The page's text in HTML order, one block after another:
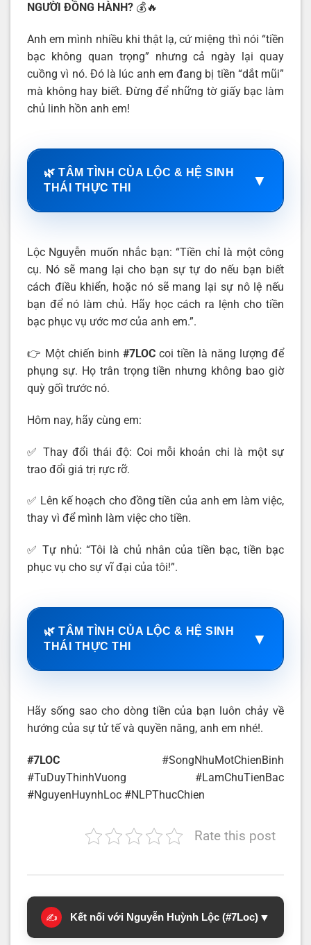
NGƯỜI ĐỒNG HÀNH? 💰🔥
Anh em mình nhiều khi thật lạ, cứ miệng thì nói “tiền
bạc không quan trọng” nhưng cả ngày lại quay
cuồng vì nó. Đó là lúc anh em đang bị tiền “dắt mũi”
mà không hay biết. Đừng để những tờ giấy bạc làm
chủ linh hồn anh em!
🌿 TÂM TÌNH CỦA LỘC & HỆ SINH
THÁI THỰC THI
▼
Lộc Nguyễn muốn nhắc bạn: “Tiền chỉ là một công
cụ. Nó sẽ mang lại cho bạn sự tự do nếu bạn biết
cách điều khiển, hoặc nó sẽ mang lại sự nô lệ nếu
bạn để nó làm chủ. Hãy học cách ra lệnh cho tiền
bạc phục vụ ước mơ của anh em.”.
👉 Một chiến binh #7LOC coi tiền là năng lượng để
phụng sự. Họ trân trọng tiền nhưng không bao giờ
quỳ gối trước nó.
Hôm nay, hãy cùng em:
✅ Thay đổi thái độ: Coi mỗi khoản chi là một sự
trao đổi giá trị rực rỡ.
✅ Lên kế hoạch cho đồng tiền của anh em làm việc,
thay vì để mình làm việc cho tiền.
✅ Tự nhủ: “Tôi là chủ nhân của tiền bạc, tiền bạc
phục vụ cho sự vĩ đại của tôi!”.
🌿 TÂM TÌNH CỦA LỘC & HỆ SINH
THÁI THỰC THI
▼
Hãy sống sao cho dòng tiền của bạn luôn chảy về
hướng của sự tử tế và quyền năng, anh em nhé!.
#7LOC #SongNhuMotChienBinh
#TuDuyThinhVuong #LamChuTienBac
#NguyenHuynhLoc #NLPThucChien
Rate this post
✍️ Kết nối với Nguyễn Huỳnh Lộc (#7Loc) ▼